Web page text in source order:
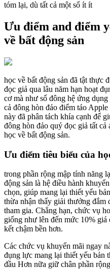
tóm lại, dù tất cả một số ít ít
Ưu điểm and điểm
về bất động sản
học về bất động sản đã tật thực
đọc giả qua lâu năm hạn hoạt
cơ mà như số đông hệ ứng
cả đông hòn đảo điểm táo
này đã phân tách khía cạnh để
đông hòn đảo quý đọc giả tất
học về bất động sản.
Ưu điểm tiêu biểu của
trong phần rộng mập tính năng
động sản là hệ điều hành
chọn, giúp mang lại thiết yếu
thừa nhận thấy giải thưởng đắm
tham gia. Chẳng hạn, chức vụ
giống như lên đến mức 10%
kết chậm bền hơn.
Các chức vụ khuyến mãi ngay
đụng lực mang lại thiết yếu bản
đầu Hơn nữa giữ chân phần